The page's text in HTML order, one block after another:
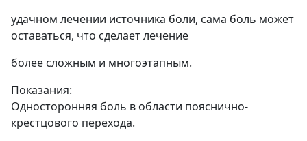
удачном лечении источника боли, сама боль может
оставаться, что сделает лечение
более сложным и многоэтапным.
Показания:
Односторонняя боль в области пояснично-
крестцового перехода.